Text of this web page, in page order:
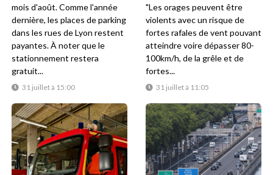
31 juillet à 15:00
mois d'août. Comme l'année
dernière, les places de parking
dans les rues de Lyon restent
payantes. À noter que le
stationnement restera
gratuit...
31 juillet à 11:05
"Les orages peuvent être
violents avec un risque de
fortes rafales de vent pouvant
atteindre voire dépasser 80-
100km/h, de la grêle et de
fortes...